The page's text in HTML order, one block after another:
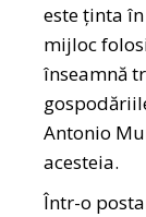
este ţinta
mijloc
înseamnă
Antonio
acesteia.
Într-o